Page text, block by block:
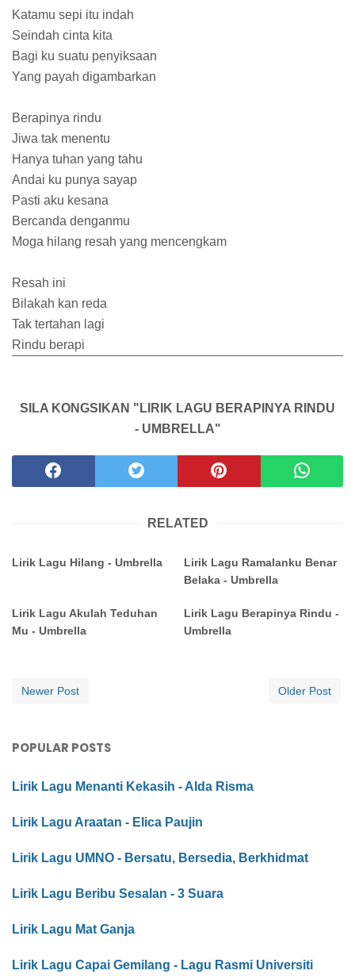
Katamu sepi itu indah
Seindah cinta kita
Bagi ku suatu penyiksaan
Yang payah digambarkan
Berapinya rindu
Jiwa tak menentu
Hanya tuhan yang tahu
Andai ku punya sayap
Pasti aku kesana
Bercanda denganmu
Moga hilang resah yang mencengkam
Resah ini
Bilakah kan reda
Tak tertahan lagi
Rindu berapi
SILA KONGSIKAN "LIRIK LAGU BERAPINYA RINDU
- UMBRELLA"
RELATED
Lirik Lagu Hilang - Umbrella
Lirik Lagu Ramalanku Benar
Belaka - Umbrella
Lirik Lagu Akulah Teduhan
Mu - Umbrella
Lirik Lagu Berapinya Rindu -
Umbrella
Newer Post Older Post
POPULAR POSTS
Lirik Lagu Menanti Kekasih - Alda Risma
Lirik Lagu Araatan - Elica Paujin
Lirik Lagu UMNO - Bersatu, Bersedia, Berkhidmat
Lirik Lagu Beribu Sesalan - 3 Suara
Lirik Lagu Mat Ganja
Lirik Lagu Capai Gemilang - Lagu Rasmi Universiti